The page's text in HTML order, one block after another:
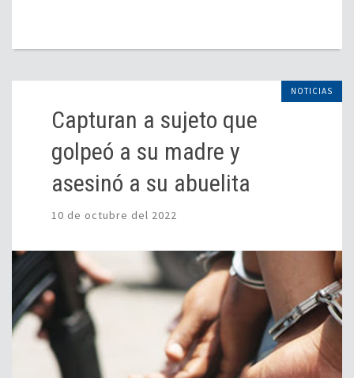
NOTICIAS
Capturan a sujeto que
golpeó a su madre y
asesinó a su abuelita
10 de octubre del 2022